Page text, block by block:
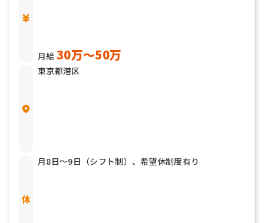
月給 30万〜50万
東京都港区
月8日～9日（シフト制）、希望休制度有り